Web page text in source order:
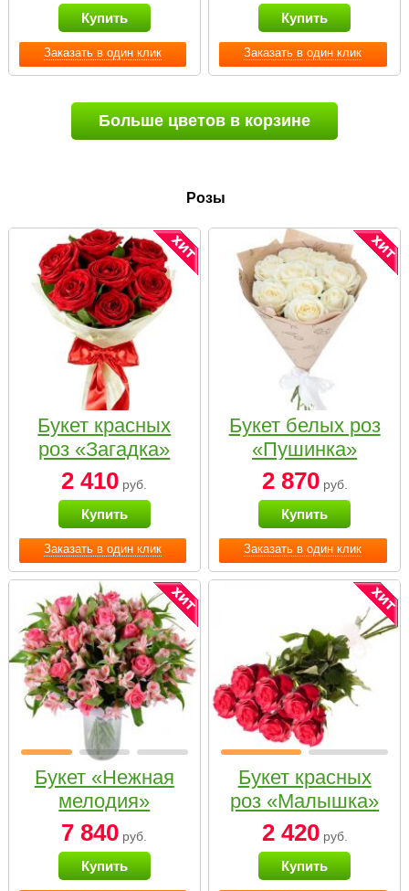
Заказать в один клик
Купить
Заказать в один клик
Купить
Больше цветов в корзине
Розы
Заказать в один клик
Букет красных
роз «Загадка»
2 410 руб.
Купить
Заказать в один клик
Букет белых роз
«Пушинка»
2 870руб.
Купить
Букет «Нежная
мелодия»
7 840 руб.
Купить
Букет красных
роз «Малышка»
2 420руб.
Купить